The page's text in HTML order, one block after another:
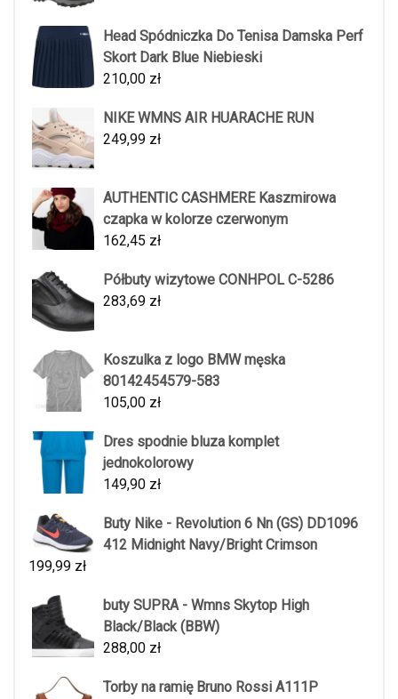
Head Spódniczka Do Tenisa Damska Perf
Skort Dark Blue Niebieski
210,00 zł
NIKE WMNS AIR HUARACHE RUN
249,99 zł
AUTHENTIC CASHMERE Kaszmirowa
czapka w kolorze czerwonym
162,45 zł
Półbuty wizytowe CONHPOL C-5286
283,69 zł
Koszulka z logo BMW męska
80142454579-583
105,00 zł
Dres spodnie bluza komplet
jednokolorowy
149,90 zł
Buty Nike - Revolution 6 Nn (GS) DD1096
412 Midnight Navy/Bright Crimson
199,99 zł
buty SUPRA - Wmns Skytop High
Black/Black (BBW)
288,00 zł
Torby na ramię Bruno Rossi A111P